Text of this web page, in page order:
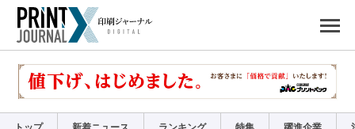
で
リ